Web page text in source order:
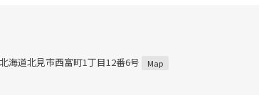
海道北見市西富町1丁目12番6号 Map